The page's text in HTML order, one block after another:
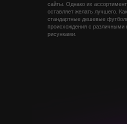
сайты. Однако их
оставляет желать лучшего.
стандартные дешевые
происхождения с различными
рисунками.